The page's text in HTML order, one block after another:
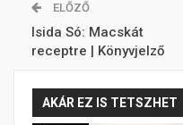
ELŐZŐ
Isida Só: Macskát
receptre | Könyvjelző
AKÁR EZ IS TETSZHET